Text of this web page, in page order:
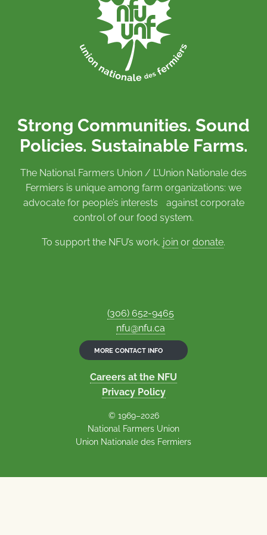
Strong Communities. Sound
Policies. Sustainable Farms.
The National Farmers Union / L’Union Nationale des
Fermiers is unique among farm organizations: we
advocate for people’s interests against corporate
control of our food system.
To support the NFU’s work, join or donate.
(306) 652-9465
nfu@nfu.ca
MORE CONTACT INFO
Careers at the NFU
Privacy Policy
© 1969–2026
National Farmers Union
Union Nationale des Fermiers